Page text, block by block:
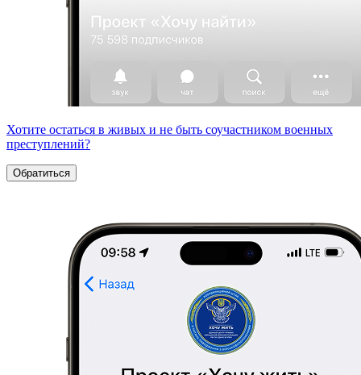
Хотите остаться в живых и не быть соучастником военных
преступлений?
Обратиться